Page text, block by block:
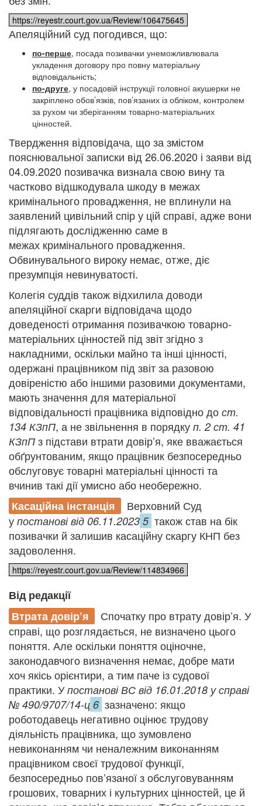
https://reyestr.court.gov.ua/Review/106475645
Апеляційний суд погодився, що:
по-перше, посада позивачки унеможливлювала
укладення договору про повну матеріальну
відповідальність;
по-друге, у посадовій інструкції головної акушерки не
закріплено обов’язків, пов’язаних із обліком, контролем
за рухом чи зберіганням товарно-матеріальних
цінностей.
Твердження відповідача, що за змістом
пояснювальної записки від 26.06.2020 і заяви від
04.09.2020 позивачка визнала свою вину та
частково відшкодувала шкоду в межах
кримінального провадження, не вплинули на
заявлений цивільний спір у цій справі, адже вони
підлягають дослідженню саме в
межах кримінального провадження.
Обвинувального вироку немає, отже, діє
презумпція невинуватості.
Колегія суддів також відхилила доводи
апеляційної скарги відповідача щодо
доведеності отримання позивачкою товарно-
матеріальних цінностей під звіт згідно з
накладними, оскільки майно та інші цінності,
одержані працівником під звіт за разовою
довіреністю або іншими разовими документами,
мають значення для матеріальної
відповідальності працівника відповідно до ст.
134 КЗпП, а не звільнення в порядку п. 2 ст. 41
КЗпП з підстави втрати довір’я, яке вважається
обґрунтованим, якщо працівник безпосередньо
обслуговує товарні матеріальні цінності та
вчинив такі дії умисно або необережно.
Касаційна інстанція
Верховний Суд
у постанові від 06.11.2023 5 також став на бік
позивачки й залишив касаційну скаргу КНП без
задоволення.
https://reyestr.court.gov.ua/Review/114834966
Від редакції
Втрата довір’я
Спочатку про втрату довір’я. У
справі, що розглядається, не визначено цього
поняття. Але оскільки поняття оціночне,
законодавчого визначення немає, добре мати
хоч якісь орієнтири, а тим паче із судової
практики. Упостанові ВС від 16.01.2018 у справі
№ 490/9707/14-ц 6 зазначено: якщо
роботодавець негативно оцінює трудову
діяльність працівника, що зумовлено
невиконанням чи неналежним виконанням
працівником своєї трудової функції,
безпосередньо пов’язаної з обслуговуванням
грошових, товарних і культурних цінностей, це й